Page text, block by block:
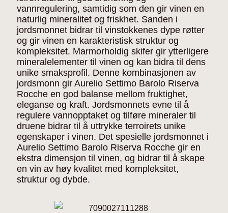
vannregulering, samtidig som den gir vinen en
naturlig mineralitet og friskhet. Sanden i
jordsmonnet bidrar til vinstokkenes dype røtter
og gir vinen en karakteristisk struktur og
kompleksitet. Marmorholdig skifer gir ytterligere
mineralelementer til vinen og kan bidra til dens
unike smaksprofil. Denne kombinasjonen av
jordsmonn gir Aurelio Settimo Barolo Riserva
Rocche en god balanse mellom fruktighet,
eleganse og kraft. Jordsmonnets evne til å
regulere vannopptaket og tilføre mineraler til
druene bidrar til å uttrykke terroirets unike
egenskaper i vinen. Det spesielle jordsmonnet i
Aurelio Settimo Barolo Riserva Rocche gir en
ekstra dimensjon til vinen, og bidrar til å skape
en vin av høy kvalitet med kompleksitet,
struktur og dybde.